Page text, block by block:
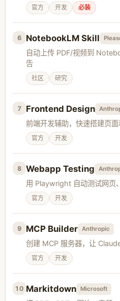
官方 开发 必装
6 NotebookLM Skill
自动上传 PDF/视频到
告
社区 研究
7 Frontend Design
前端开发辅助，快速搭建页
官方 开发
8 Webapp Testing
用 Playwright 自动测试网页
官方 开发
9 MCP Builder Anthropic
创建 MCP 服务器，让
官方 开发
10 Markitdown Microsoft